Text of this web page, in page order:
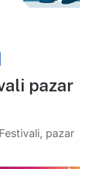
pazar
pazar